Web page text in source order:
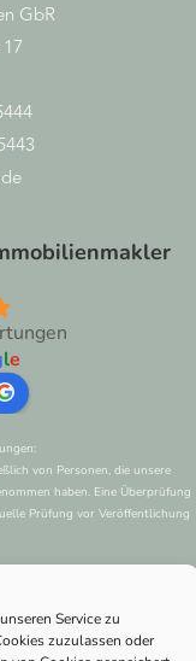
Service zu
zuzulassen oder
GbR
le
von Personen, die unsere
haben. Eine Überprüfung
Prüfung vor Veröffentlichung